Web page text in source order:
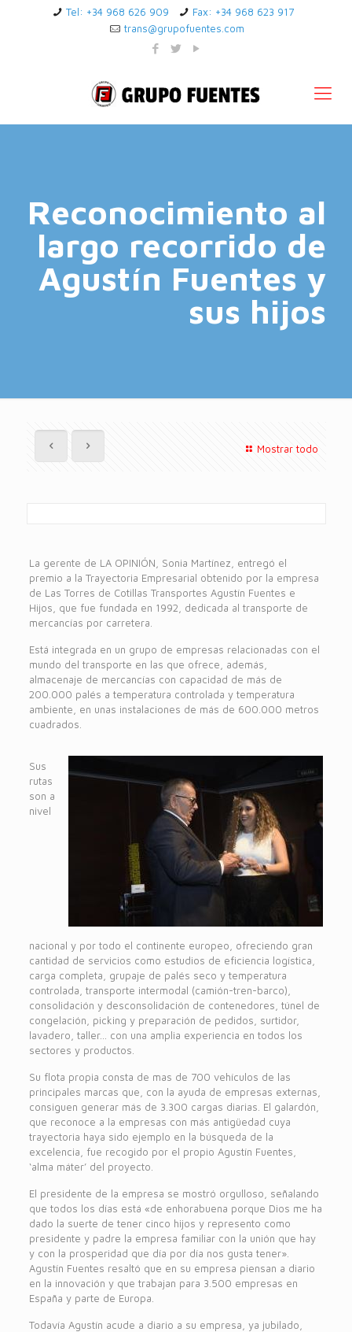
Tel: +34 968 626 909
Fax: +34 968 623 917
trans@grupofuentes.com
Reconocimiento al
largo recorrido de
Agustín Fuentes y
sus hijos
Mostrar todo
La gerente de LA OPINIÓN, Sonia Martínez, entregó el
premio a la Trayectoria Empresarial obtenido por la empresa
de Las Torres de Cotillas Transportes Agustín Fuentes e
Hijos, que fue fundada en 1992, dedicada al transporte de
mercancías por carretera.
Está integrada en un grupo de empresas relacionadas con el
mundo del transporte en las que ofrece, además,
almacenaje de mercancías con capacidad de más de
200.000 palés a temperatura controlada y temperatura
ambiente, en unas instalaciones de más de 600.000 metros
cuadrados.
Sus
rutas
son a
nivel
nacional y por todo el continente europeo, ofreciendo gran
cantidad de servicios como estudios de eficiencia logística,
carga completa, grupaje de palés seco y temperatura
controlada, transporte intermodal (camión-tren-barco),
consolidación y desconsolidación de contenedores, túnel de
congelación, picking y preparación de pedidos, surtidor,
lavadero, taller… con una amplia experiencia en todos los
sectores y productos.
Su flota propia consta de mas de 700 vehículos de las
principales marcas que, con la ayuda de empresas externas,
consiguen generar más de 3.300 cargas diarias. El galardón,
que reconoce a la empresas con más antigüedad cuya
trayectoria haya sido ejemplo en la búsqueda de la
excelencia, fue recogido por el propio Agustín Fuentes,
‘alma máter’ del proyecto.
El presidente de la empresa se mostró orgulloso, señalando
que todos los días está «de enhorabuena porque Dios me ha
dado la suerte de tener cinco hijos y represento como
presidente y padre la empresa familiar con la unión que hay
y con la prosperidad que día por día nos gusta tener».
Agustín Fuentes resaltó que en su empresa piensan a diario
en la innovación y que trabajan para 3.500 empresas en
España y parte de Europa.
Todavía Agustín acude a diario a su empresa, ya jubilado,